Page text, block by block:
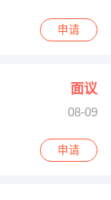
申请
面议
08-09
申请